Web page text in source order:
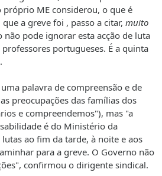
ME considerou, o que é
a greve foi , passo a citar, muito
não pode ignorar esta acção de luta
portugueses. É a quinta
palavra de compreensão e de
preocupações das famílias dos
e compreendemos"), mas "a
é do Ministério da
ao fim da tarde, à noite e aos
para a greve. O Governo não
confirmou o dirigente sindical.